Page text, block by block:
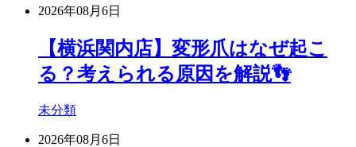
2026年08月6日
【横浜関内店】変形爪はなぜ起こ
る？考えられる原因を解説👣
未分類
2026年08月6日